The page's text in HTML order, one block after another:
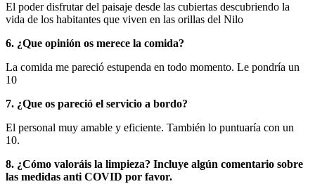
El poder disfrutar del paisaje desde las cubiertas descubriendo la
vida de los habitantes que viven en las orillas del Nilo
6. ¿Que opinión os merece la comida?
La comida me pareció estupenda en todo momento. Le pondría un
10
7. ¿Que os pareció el servicio a bordo?
El personal muy amable y eficiente. También lo puntuaría con un
10.
8. ¿Cómo valoráis la limpieza? Incluye algún comentario sobre
las medidas anti COVID por favor.